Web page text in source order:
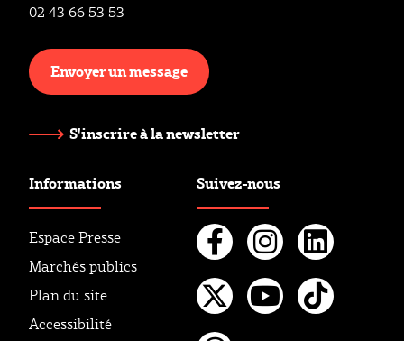
02 43 66 53 53
Envoyer un message
S'inscrire à la newsletter
Informations
Espace Presse
Marchés publics
Plan du site
Accessibilité
Suivez-nous
Facebook
Twitter